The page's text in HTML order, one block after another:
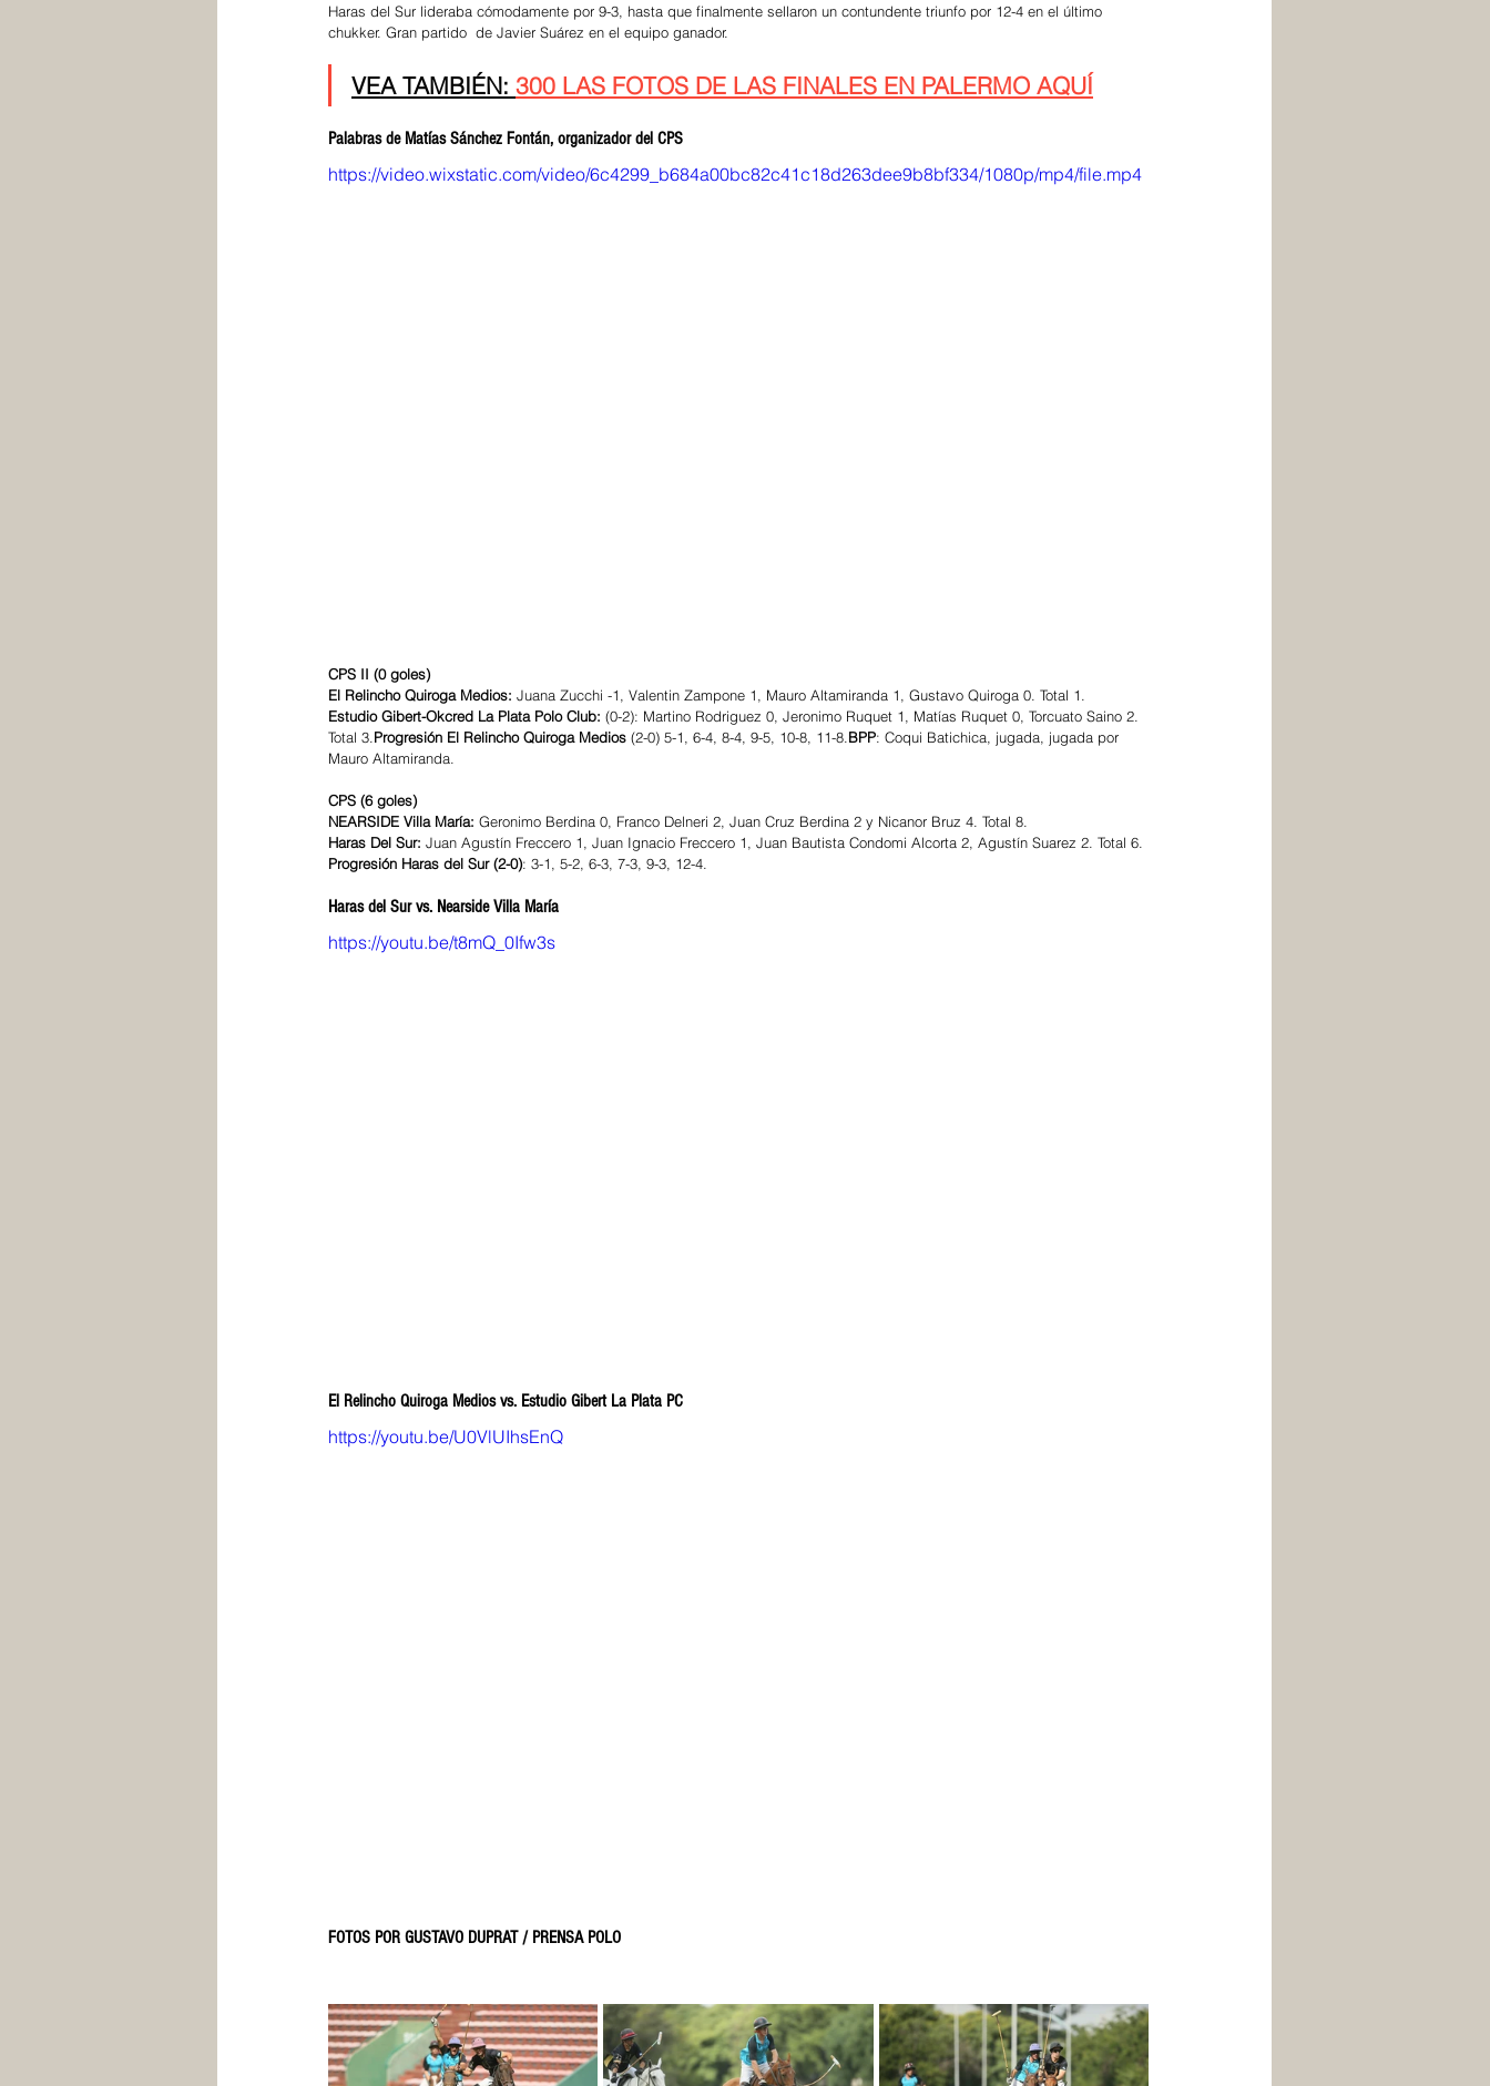
Haras del Sur lideraba cómodamente por 9-3, hasta que finalmente sellaron un contundente triunfo por 12-4 en el último
chukker. Gran partido  de Javier Suárez en el equipo ganador.
VEA TAMBIÉN: 300 LAS FOTOS DE LAS FINALES EN PALERMO AQUÍ
Palabras de Matías Sánchez Fontán, organizador del CPS
https://video.wixstatic.com/video/6c4299_b684a00bc82c41c18d263dee9b8bf334/1080p/mp4/file.mp4
CPS II (0 goles)
El Relincho Quiroga Medios: Juana Zucchi -1, Valentin Zampone 1, Mauro Altamiranda 1, Gustavo Quiroga 0. Total 1.
Estudio Gibert-Okcred La Plata Polo Club: (0-2): Martino Rodriguez 0, Jeronimo Ruquet 1, Matías Ruquet 0, Torcuato Saino 2.
Total 3.Progresión El Relincho Quiroga Medios (2-0) 5-1, 6-4, 8-4, 9-5, 10-8, 11-8.BPP: Coqui Batichica, jugada, jugada por
Mauro Altamiranda.
CPS (6 goles)
NEARSIDE Villa María: Geronimo Berdina 0, Franco Delneri 2, Juan Cruz Berdina 2 y Nicanor Bruz 4. Total 8.
Haras Del Sur: Juan Agustín Freccero 1, Juan Ignacio Freccero 1, Juan Bautista Condomi Alcorta 2, Agustín Suarez 2. Total 6.
Progresión Haras del Sur (2-0): 3-1, 5-2, 6-3, 7-3, 9-3, 12-4.
Haras del Sur vs. Nearside Villa María
https://youtu.be/t8mQ_0Ifw3s
El Relincho Quiroga Medios vs. Estudio Gibert La Plata PC
https://youtu.be/U0VlUIhsEnQ
FOTOS POR GUSTAVO DUPRAT / PRENSA POLO